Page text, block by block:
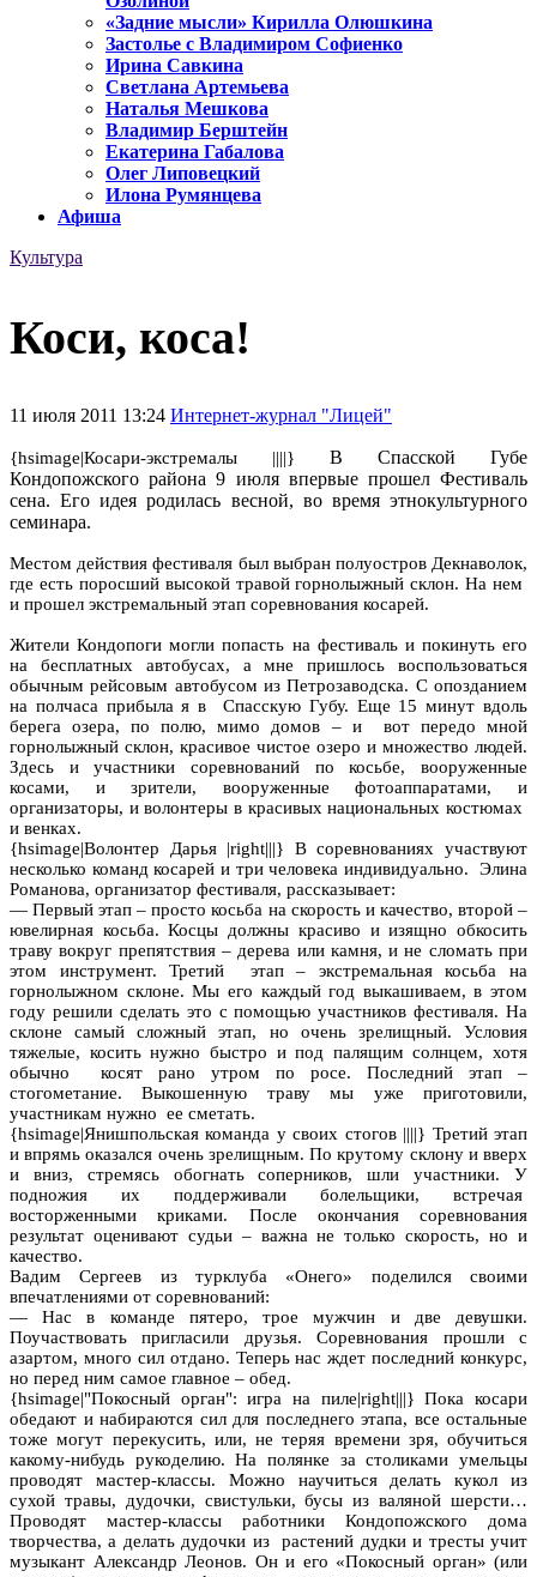
«Задние мысли» Кирилла Олюшкина
Застолье с Владимиром Софиенко
Ирина Савкина
Светлана Артемьева
Наталья Мешкова
Владимир Берштейн
Екатерина Габалова
Олег Липовецкий
Илона Румянцева
Афиша
Культура
Коси, коса!
11 июля 2011 13:24 Интернет-журнал "Лицей"
{hsimage|Косари-экстремалы ||||} В Спасской Губе
Кондопожского района 9 июля впервые прошел Фестиваль
сена. Его идея родилась весной, во время этнокультурного
семинара.
Местом действия фестиваля был выбран полуостров Декнаволок,
где есть поросший высокой травой горнолыжный склон. На нем
и прошел экстремальный этап соревнования косарей.
Жители Кондопоги могли попасть на фестиваль и покинуть его
на бесплатных автобусах, а мне пришлось воспользоваться
обычным рейсовым автобусом из Петрозаводска. С опозданием
на полчаса прибыла я в Спасскую Губу. Еще 15 минут вдоль
берега озера, по полю, мимо домов – и вот передо мной
горнолыжный склон, красивое чистое озеро и множество людей.
Здесь и участники соревнований по косьбе, вооруженные
косами, и зрители, вооруженные фотоаппаратами, и
организаторы, и волонтеры в красивых национальных костюмах
и венках.
{hsimage|Волонтер Дарья |right|||} В соревнованиях участвуют
несколько команд косарей и три человека индивидуально. Элина
Романова, организатор фестиваля, рассказывает:
— Первый этап – просто косьба на скорость и качество, второй –
ювелирная косьба. Косцы должны красиво и изящно обкосить
траву вокруг препятствия – дерева или камня, и не сломать при
этом инструмент. Третий этап – экстремальная косьба на
горнолыжном склоне. Мы его каждый год выкашиваем, в этом
году решили сделать это с помощью участников фестиваля. На
склоне самый сложный этап, но очень зрелищный. Условия
тяжелые, косить нужно быстро и под палящим солнцем, хотя
обычно косят рано утром по росе. Последний этап –
стогометание. Выкошенную траву мы уже приготовили,
участникам нужно ее сметать.
{hsimage|Янишпольская команда у своих стогов ||||} Третий этап
и впрямь оказался очень зрелищным. По крутому склону и вверх
и вниз, стремясь обогнать соперников, шли участники. У
подножия их поддерживали болельщики, встречая
восторженными криками. После окончания соревнования
результат оценивают судьи – важна не только скорость, но и
качество.
Вадим Сергеев из турклуба «Онего» поделился своими
впечатлениями от соревнований:
— Нас в команде пятеро, трое мужчин и две девушки.
Поучаствовать пригласили друзья. Соревнования прошли с
азартом, много сил отдано. Теперь нас ждет последний конкурс,
но перед ним самое главное – обед.
{hsimage|"Покосный орган": игра на пиле|right|||} Пока косари
обедают и набираются сил для последнего этапа, все остальные
тоже могут перекусить, или, не теряя времени зря, обучиться
какому-нибудь рукоделию. На полянке за столиками умельцы
проводят мастер-классы. Можно научиться делать кукол из
сухой травы, дудочки, свистульки, бусы из валяной шерсти…
Проводят мастер-классы работники Кондопожского дома
творчества, а делать дудочки из растений дудки и тресты учит
музыкант Александр Леонов. Он и его «Покосный орган» (или